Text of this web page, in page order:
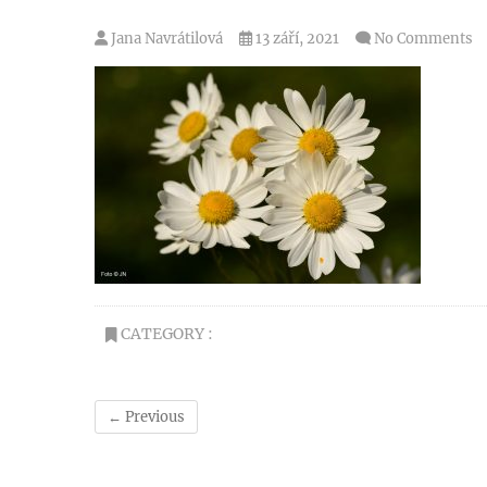
Jana Navrátilová 13 září, 2021 No Comments
CATEGORY :
← Previous